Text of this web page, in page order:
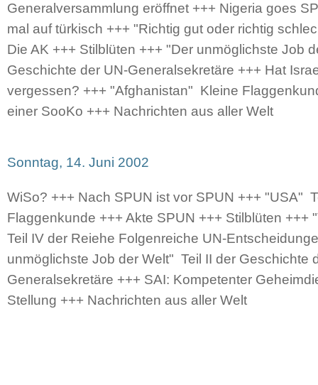
Generalversammlung eröffnet +++ Nigeria goes
mal auf türkisch +++ "Richtig gut oder richtig
Die AK +++ Stilblüten +++ "Der unmöglichste Job
Geschichte der UN-Generalsekretäre +++ Hat
vergessen? +++ "Afghanistan"  Kleine
einer SooKo +++ Nachrichten aus aller Welt
Sonntag, 14. Juni 2002
WiSo? +++ Nach SPUN ist vor SPUN +++ "USA" 
Flaggenkunde +++ Akte SPUN +++ Stilblüten +++
Teil IV der Reiehe Folgenreiche UN-
unmöglichste Job der Welt"  Teil II der Geschichte
Generalsekretäre +++ SAI: Kompetenter
Stellung +++ Nachrichten aus aller Welt